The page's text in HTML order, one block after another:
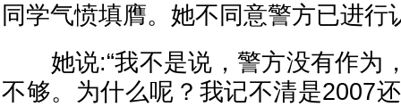
同学气愤填膺。她不同意警方已进行
她说:“我不是说，警方没有作为
不够。为什么呢？我记不清是2007